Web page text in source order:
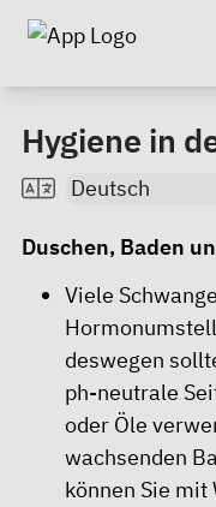
Hygiene in
Duschen, Baden
Viele
deswegen
ph-neutrale
oder Öle
wachsenden
können Sie